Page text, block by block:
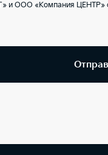
и ООО «Компания ЦЕНТР»